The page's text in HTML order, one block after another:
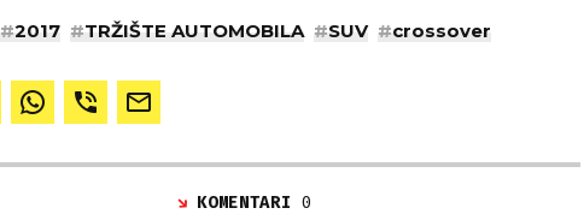
#2017 #TRŽIŠTE AUTOMOBILA #SUV #crossover
KOMENTARI0